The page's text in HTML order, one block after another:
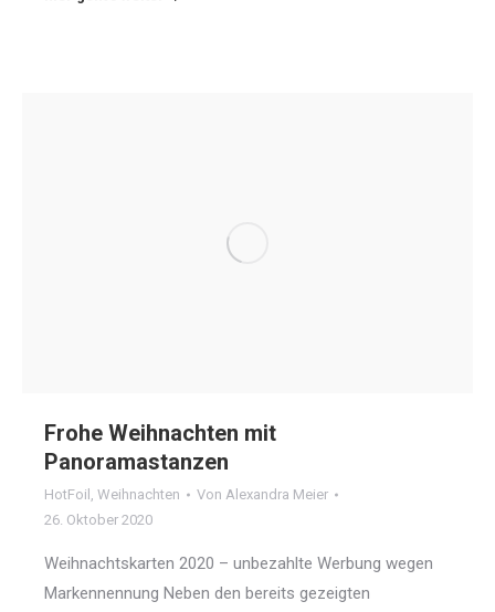
Frohe Weihnachten mit
Panoramastanzen
HotFoil , Weihnachten Von Alexandra Meier
26. Oktober 2020
Weihnachtskarten 2020 – unbezahlte Werbung wegen
Markennennung Neben den bereits gezeigten